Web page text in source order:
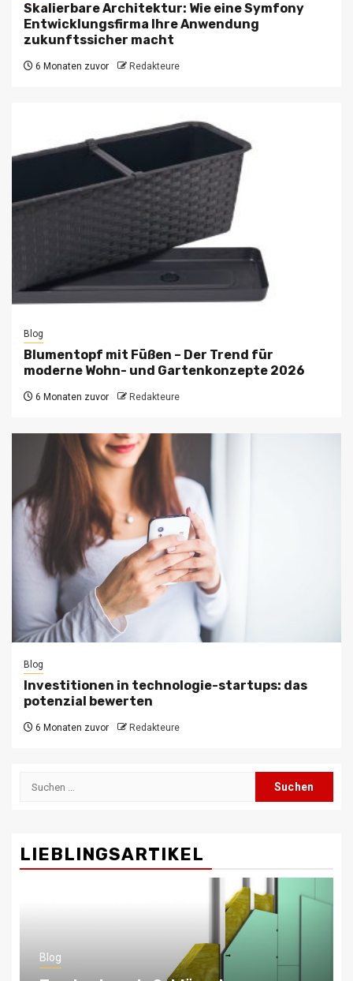
Skalierbare Architektur: Wie eine Symfony
Entwicklungsfirma Ihre Anwendung
zukunftssicher macht
6 Monaten zuvor Redakteure
Blog
Blumentopf mit Füßen – Der Trend für
moderne Wohn- und Gartenkonzepte 2026
6 Monaten zuvor Redakteure
Blog
Investitionen in technologie-startups: das
potenzial bewerten
6 Monaten zuvor Redakteure
Suchen
LIEBLINGSARTIKEL
Skalierbare Architektur: Wie eine